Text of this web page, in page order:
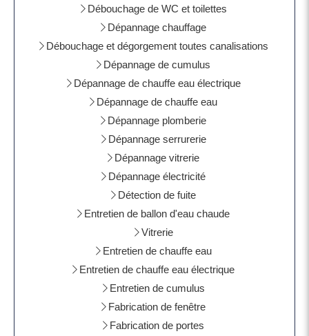
Débouchage de WC et toilettes
Dépannage chauffage
Débouchage et dégorgement toutes canalisations
Dépannage de cumulus
Dépannage de chauffe eau électrique
Dépannage de chauffe eau
Dépannage plomberie
Dépannage serrurerie
Dépannage vitrerie
Dépannage électricité
Détection de fuite
Entretien de ballon d'eau chaude
Vitrerie
Entretien de chauffe eau
Entretien de chauffe eau électrique
Entretien de cumulus
Fabrication de fenêtre
Fabrication de portes